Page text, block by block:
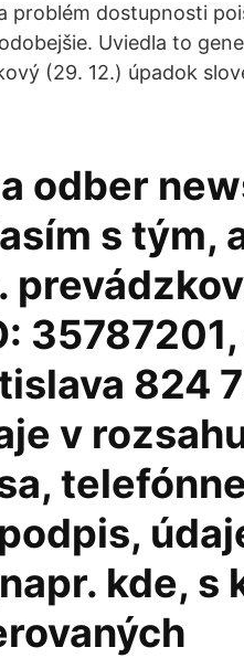
problém dostupnosti
Uviedla to
(29. 12.) úpadok
odber
s tým,
824
v
kde, s